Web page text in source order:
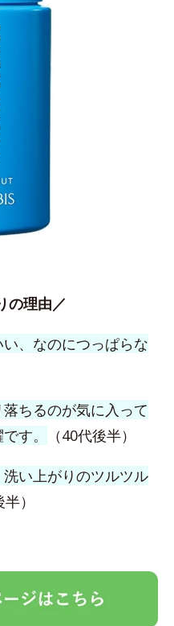
の理由／
、なのにつっぱらな
ちるのが気に入って
す。
（40代後半）
い上がりのツルツル
）